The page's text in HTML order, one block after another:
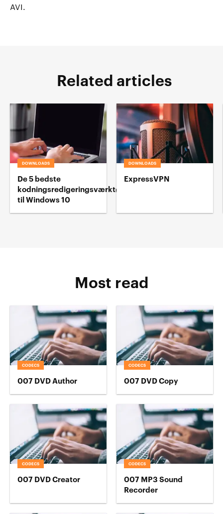
AVI.
Related articles
DOWNLOADS
De 5 bedste
kodningsredigeringsværktøj
til Windows 10
DOWNLOADS
ExpressVPN
Most read
CODECS
007 DVD Author
CODECS
007 DVD Copy
CODECS
007 DVD Creator
CODECS
007 MP3 Sound
Recorder